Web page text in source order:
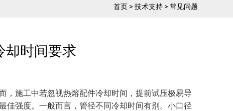
首页 > 技术支持 > 常见问题
却时间要求​
，施工中若忽视热熔配件冷却时间，提前试压极易导
佳强度。一般而言，管径不同冷却时间有别。小口径